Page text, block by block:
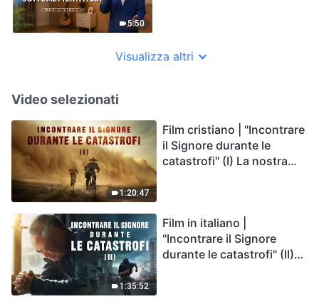
5:50
Visualizza altri
Video selezionati
1:20:47
Film cristiano | "Incontrare
il Signore durante le
catastrofi" (I) La nostra
1:35:52
Film in italiano |
"Incontrare il Signore
durante le catastrofi" (II)